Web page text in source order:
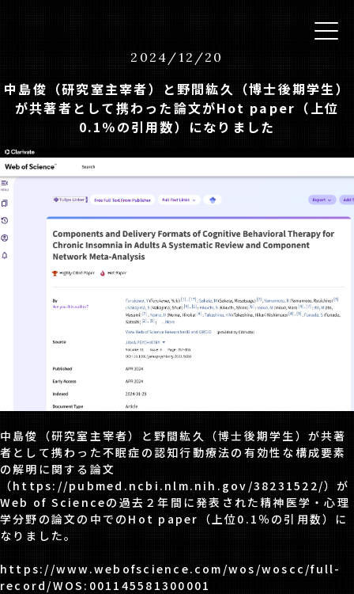
2024 / 12/20
中島俊（研究室主宰者）と野間紘久（博士後期学生）
が共著者として携わった論文がHot paper（上位
0.1％の引用数）になりました
中島俊（研究室主宰者）と野間紘久（博士後期学生）が共著
者として携わった不眠症の認知行動療法の有効性な構成要素
の解明に関する論文
（https://pubmed.ncbi.nlm.nih.gov/38231522/）が
Web of Scienceの過去２年間に発表された精神医学・心理
学分野の論文の中でのHot paper（上位0.1％の引用数）に
なりました。
https://www.webofscience.com/wos/woscc/full-
record/WOS:001145581300001